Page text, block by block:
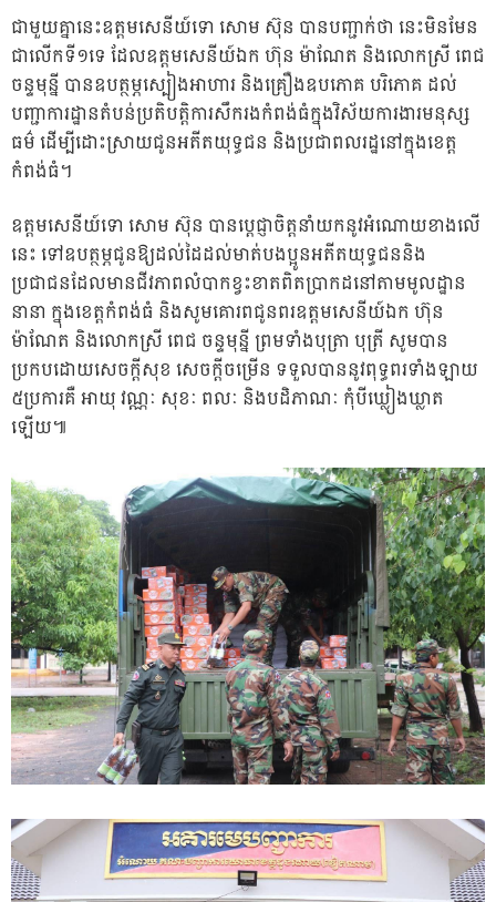
ជាមួយគ្នានេះឧត្តមសេនីយ៍ទោ សោម ស៊ុន បានបញ្ជាក់ថា នេះមិនមែន
ជាលើកទី១ទេ ដែលឧត្តមសេនីយ៍ឯក ហ៊ុន ម៉ាណែត និងលោកស្រី ពេជ
ចន្ទមុន្នី បានឧបត្ថម្ភស្បៀងអាហារ និងគ្រឿងឧបភោគ បរិភោគ ដល់
បញ្ជាការដ្ឋានតំបន់ប្រតិបត្តិការសឹករងកំពង់ធំក្នុងវិស័យការងារមនុស្ស
ធម៌ ដើម្បីដោះស្រាយជូនអតីតយុទ្ធជន និងប្រជាពលរដ្ឋនៅក្នុងខេត្ត
កំពង់ធំ។
ឧត្តមសេនីយ៍ទោ សោម ស៊ុន បានប្ដេជ្ញាចិត្តនាំយកនូវអំណោយខាងលើ
នេះ ទៅឧបត្ថម្ភជូនឱ្យដល់ដៃដល់មាត់បងប្អូនអតីតយុទ្ធជននិង
ប្រជាជនដែលមានជីវភាពលំបាកខ្វះខាតពិតប្រាកដនៅតាមមូលដ្ឋាន
នានា ក្នុងខេត្តកំពង់ធំ និងសូមគោរពជូនពរឧត្តមសេនីយ៍ឯក ហ៊ុន
ម៉ាណែត និងលោកស្រី ពេជ ចន្ទមុន្នី ព្រមទាំងបុត្រា បុត្រី សូមបាន
ប្រកបដោយសេចក្តីសុខ សេចក្តីចម្រើន ទទួលបាននូវពុទ្ធពរទាំងឡាយ
៥ប្រការគឺ អាយុ វណ្ណៈ សុខៈ ពលៈ និងបដិភាណៈ កុំបីឃ្លៀងឃ្លាត
ឡើយ៕